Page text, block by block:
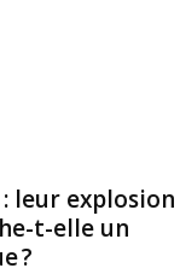
leur explosion
t-elle un
?